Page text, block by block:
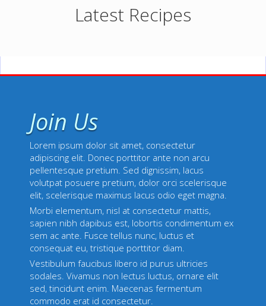
Latest Recipes
Join Us
Lorem ipsum dolor sit amet, consectetur
adipiscing elit. Donec porttitor ante non arcu
pellentesque pretium. Sed dignissim, lacus
volutpat posuere pretium, dolor orci scelerisque
elit, scelerisque maximus lacus odio eget magna.
Morbi elementum, nisl at consectetur mattis,
sapien nibh dapibus est, lobortis condimentum ex
sem ac ante. Fusce tellus nunc, luctus et
consequat eu, tristique porttitor diam.
Vestibulum faucibus libero id purus ultricies
sodales. Vivamus non lectus luctus, ornare elit
sed, tincidunt enim. Maecenas fermentum
commodo erat id consectetur.